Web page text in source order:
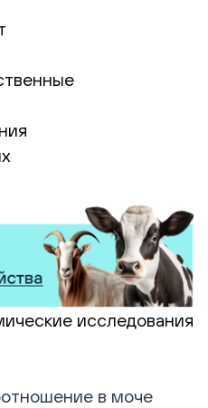
исследования
в моче